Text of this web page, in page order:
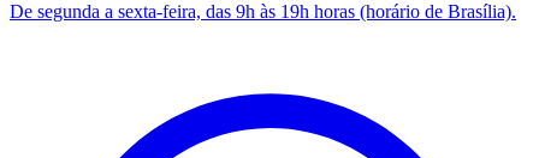
De segunda a sexta-feira, das 9h às 19h horas (horário de Brasília).